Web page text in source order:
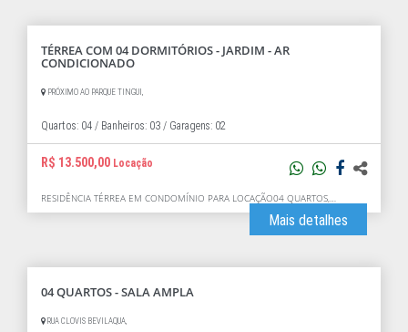
TÉRREA COM 04 DORMITÓRIOS - JARDIM - AR
CONDICIONADO
PRÓXIMO AO PARQUE TINGUI,
Quartos: 04 / Banheiros: 03 / Garagens: 02
R$ 13.500,00 Locação
RESIDÊNCIA TÉRREA EM CONDOMÍNIO PARA LOCAÇÃO04 QUARTOS,…
Mais detalhes
04 QUARTOS - SALA AMPLA
RUA CLOVIS BEVILAQUA,